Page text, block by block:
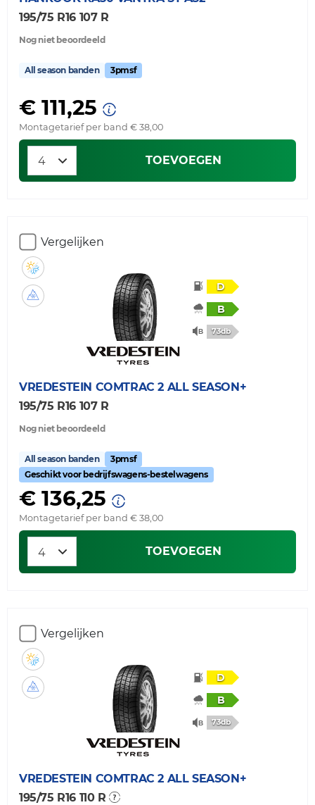
195/75 R16 107 R
Nog niet beoordeeld
All season banden 3pmsf
€ 111,25
Montagetarief per band € 38,00
TOEVOEGEN
Vergelijken
D
B
73db
VREDESTEIN COMTRAC 2 ALL SEASON+
195/75 R16 107 R
Nog niet beoordeeld
All season banden
3pmsf
Geschikt voor bedrijfswagens-bestelwagens
€ 136,25
Montagetarief per band € 38,00
TOEVOEGEN
Vergelijken
D
B
73db
VREDESTEIN COMTRAC 2 ALL SEASON+
195/75 R16 110 R